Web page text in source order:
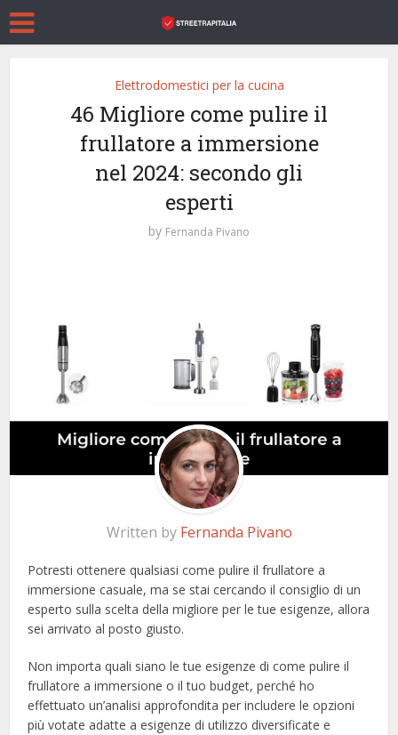
Elettrodomestici per la cucina
46 Migliore come pulire il
frullatore a immersione
nel 2024: secondo gli
esperti
by Fernanda Pivano
Written by Fernanda Pivano
Potresti ottenere qualsiasi come pulire il frullatore a
immersione casuale, ma se stai cercando il consiglio di un
esperto sulla scelta della migliore per le tue esigenze, allora
sei arrivato al posto giusto.
Non importa quali siano le tue esigenze di come pulire il
frullatore a immersione o il tuo budget, perché ho
effettuato un’analisi approfondita per includere le opzioni
più votate adatte a esigenze di utilizzo diversificate e